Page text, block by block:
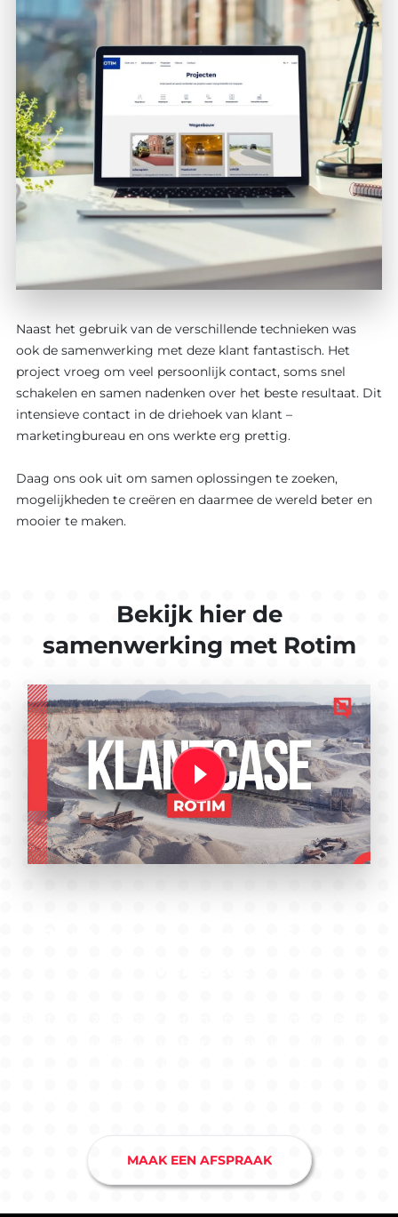
Naast het gebruik van de verschillende technieken was
ook de samenwerking met deze klant fantastisch. Het
project vroeg om veel persoonlijk contact, soms snel
schakelen en samen nadenken over het beste resultaat. Dit
intensieve contact in de driehoek van klant –
marketingbureau en ons werkte erg prettig.
Daag ons ook uit om samen oplossingen te zoeken,
mogelijkheden te creëren en daarmee de wereld beter en
mooier te maken.
Bekijk hier de
samenwerking met Rotim
MAAK EEN AFSPRAAK